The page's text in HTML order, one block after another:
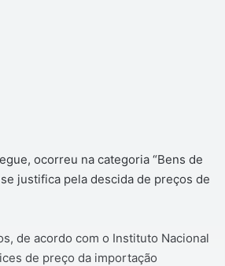
ocorreu na categoria “Bens de
justifica pela descida de preços de
de acordo com o Instituto Nacional
de preço da importação